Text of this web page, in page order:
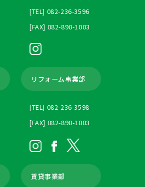
[TEL] 082-236-3596
[FAX] 082-890-1003
リフォーム事業部
[TEL] 082-236-3598
[FAX] 082-890-1003
賃貸事業部